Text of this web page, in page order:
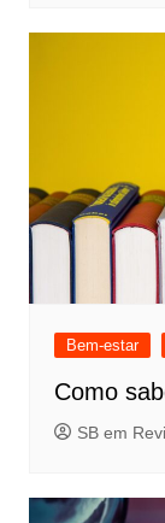
Bem-estar
Como
SB em